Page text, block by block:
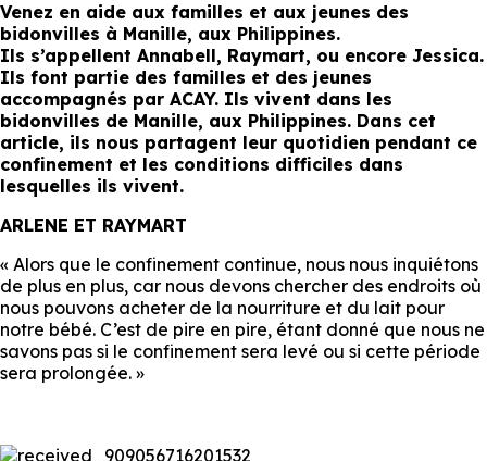
Venez en aide aux familles et aux jeunes des
bidonvilles à Manille, aux Philippines.
Ils s’appellent Annabell, Raymart, ou encore Jessica.
Ils font partie des familles et des jeunes
accompagnés par ACAY. Ils vivent dans les
bidonvilles de Manille, aux Philippines. Dans cet
article, ils nous partagent leur quotidien pendant ce
confinement et les conditions difficiles dans
lesquelles ils vivent.
ARLENE ET RAYMART
« Alors que le confinement continue, nous nous inquiétons
de plus en plus, car nous devons chercher des endroits où
nous pouvons acheter de la nourriture et du lait pour
notre bébé. C’est de pire en pire, étant donné que nous ne
savons pas si le confinement sera levé ou si cette période
sera prolongée. »